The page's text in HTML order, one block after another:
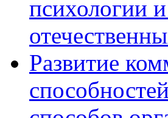
психологии
Развитие